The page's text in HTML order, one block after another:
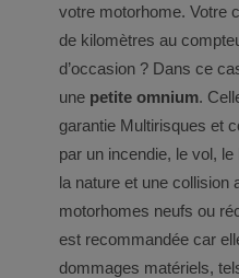
votre motorhome. Votre
de kilomètres au
d’occasion ? Dans ce
une petite omnium.
garantie Multirisques et
par un incendie, le vol,
la nature et une collision
motorhomes neufs ou
est recommandée car
dommages matériels,